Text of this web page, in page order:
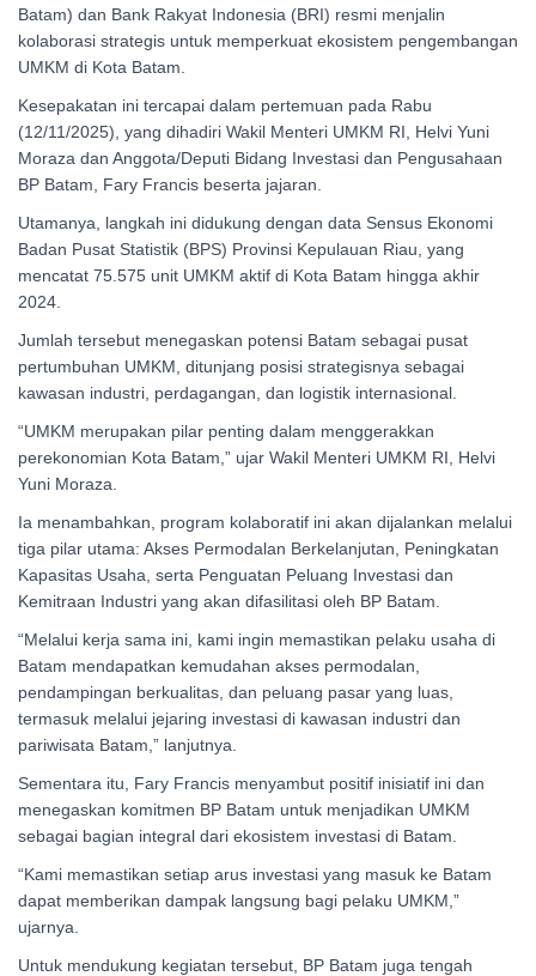
Batam) dan Bank Rakyat Indonesia (BRI) resmi menjalin
kolaborasi strategis untuk memperkuat ekosistem pengembangan
UMKM di Kota Batam.
Kesepakatan ini tercapai dalam pertemuan pada Rabu
(12/11/2025), yang dihadiri Wakil Menteri UMKM RI, Helvi Yuni
Moraza dan Anggota/Deputi Bidang Investasi dan Pengusahaan
BP Batam, Fary Francis beserta jajaran.
Utamanya, langkah ini didukung dengan data Sensus Ekonomi
Badan Pusat Statistik (BPS) Provinsi Kepulauan Riau, yang
mencatat 75.575 unit UMKM aktif di Kota Batam hingga akhir
2024.
Jumlah tersebut menegaskan potensi Batam sebagai pusat
pertumbuhan UMKM, ditunjang posisi strategisnya sebagai
kawasan industri, perdagangan, dan logistik internasional.
“UMKM merupakan pilar penting dalam menggerakkan
perekonomian Kota Batam,” ujar Wakil Menteri UMKM RI, Helvi
Yuni Moraza.
Ia menambahkan, program kolaboratif ini akan dijalankan melalui
tiga pilar utama: Akses Permodalan Berkelanjutan, Peningkatan
Kapasitas Usaha, serta Penguatan Peluang Investasi dan
Kemitraan Industri yang akan difasilitasi oleh BP Batam.
“Melalui kerja sama ini, kami ingin memastikan pelaku usaha di
Batam mendapatkan kemudahan akses permodalan,
pendampingan berkualitas, dan peluang pasar yang luas,
termasuk melalui jejaring investasi di kawasan industri dan
pariwisata Batam,” lanjutnya.
Sementara itu, Fary Francis menyambut positif inisiatif ini dan
menegaskan komitmen BP Batam untuk menjadikan UMKM
sebagai bagian integral dari ekosistem investasi di Batam.
“Kami memastikan setiap arus investasi yang masuk ke Batam
dapat memberikan dampak langsung bagi pelaku UMKM,”
ujarnya.
Untuk mendukung kegiatan tersebut, BP Batam juga tengah